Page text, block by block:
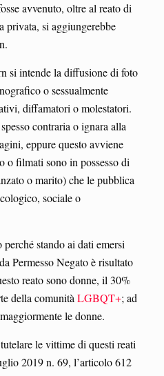
avvenuto, oltre al reato di
privata, si aggiungerebbe
si intende la diffusione di foto
o sessualmente
diffamatori o molestatori.
contraria o ignara alla
eppure questo avviene
o filmati sono in possesso di
o marito) che le pubblica
sociale o
stando ai dati emersi
Permesso Negato è risultato
reato sono donne, il 30%
della comunità LGBQT+; ad
le donne.
le vittime di questi reati
2019 n. 69, l’articolo 612